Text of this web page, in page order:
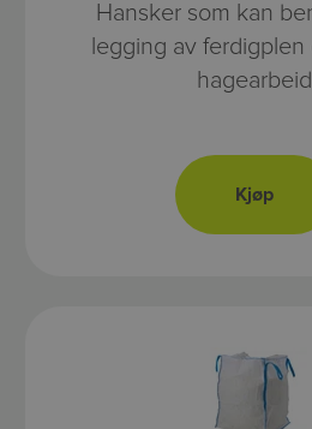
Hansker som kan
legging av
hagearbeid